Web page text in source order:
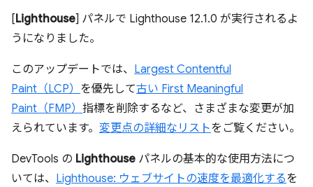
[Lighthouse] パネルで Lighthouse 12.1.0 が実行されるよ
うになりました。
このアップデートでは、 Largest Contentful
Paint（LCP） を優先して古い First Meaningful
Paint（FMP） 指標を削除するなど、さまざまな変更が加
えられています。 変更点の詳細なリストをご覧ください。
DevTools の Lighthouse パネルの基本的な使用方法につ
いては、 Lighthouse: ウェブサイトの速度を最適化するを